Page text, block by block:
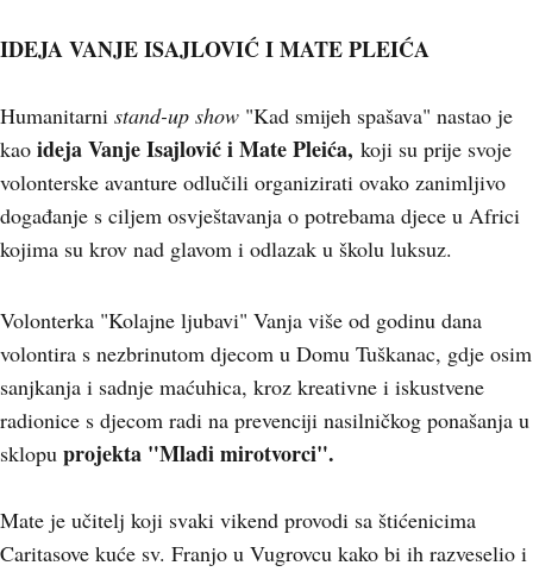
IDEJA VANJE ISAJLOVIĆ I MATE PLEIĆA
Humanitarni stand-up show "Kad smijeh spašava" nastao je
kao ideja Vanje Isajlović i Mate Pleića, koji su prije svoje
volonterske avanture odlučili organizirati ovako zanimljivo
događanje s ciljem osvještavanja o potrebama djece u Africi
kojima su krov nad glavom i odlazak u školu luksuz.
Volonterka "Kolajne ljubavi" Vanja više od godinu dana
volontira s nezbrinutom djecom u Domu Tuškanac, gdje osim
sanjkanja i sadnje maćuhica, kroz kreativne i iskustvene
radionice s djecom radi na prevenciji nasilničkog ponašanja u
sklopu projekta "Mladi mirotvorci".
Mate je učitelj koji svaki vikend provodi sa štićenicima
Caritasove kuće sv. Franjo u Vugrovcu kako bi ih razveselio i